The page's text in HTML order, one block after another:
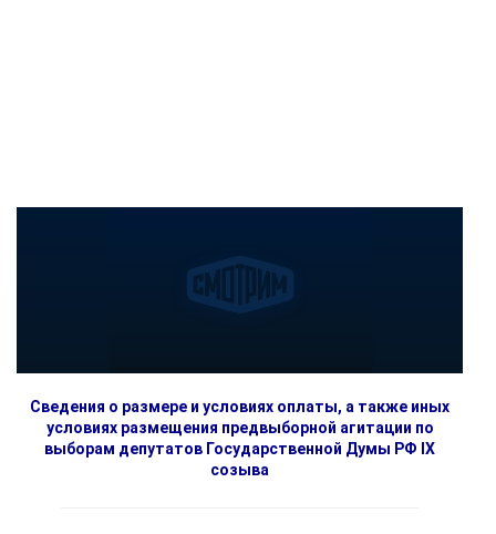
Сведения о размере и условиях оплаты, а также иных
условиях размещения предвыборной агитации по
выборам депутатов Государственной Думы РФ IX
созыва